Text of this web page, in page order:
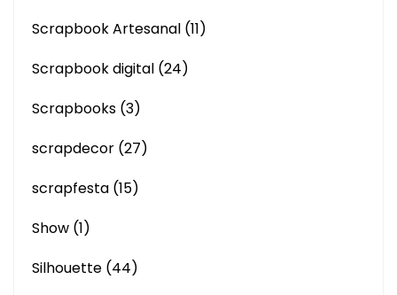
Scrapbook Artesanal (11)
Scrapbook digital (24)
Scrapbooks (3)
scrapdecor (27)
scrapfesta (15)
Show (1)
Silhouette (44)